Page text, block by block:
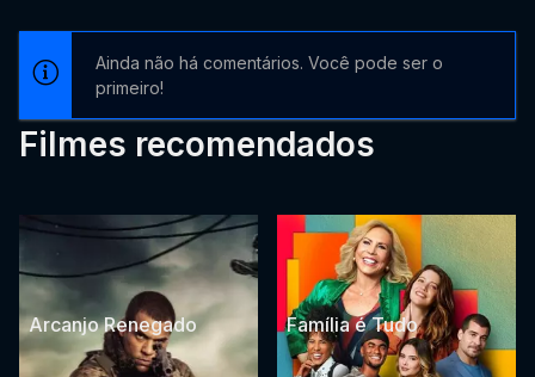
Ainda não há comentários. Você pode ser o
primeiro!
Filmes recomendados
Arcanjo Renegado Família é Tudo